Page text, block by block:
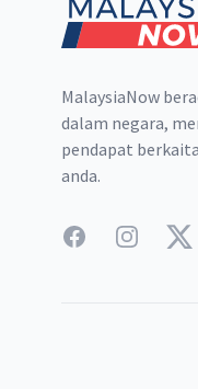
MalaysiaNow
dalam negara,
pendapat
anda.
FacebookInstagram